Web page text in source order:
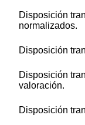
Disposición
normalizados.
Disposición
Disposición
valoración.
Disposición